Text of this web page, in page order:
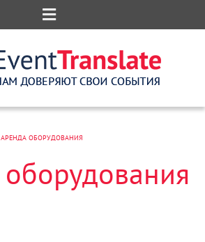
АРЕНДА ОБОРУДОВАНИЯ
оборудования